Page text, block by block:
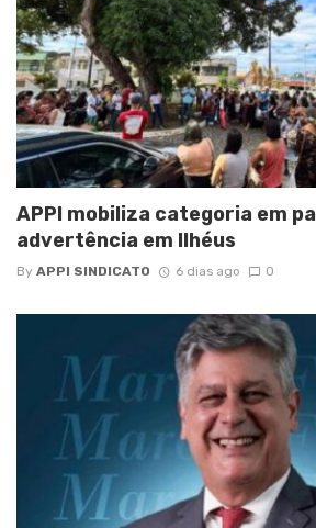
APPI mobiliza categoria em
advertência em Ilhéus
By APPI SINDICATO 6 dias ago 0